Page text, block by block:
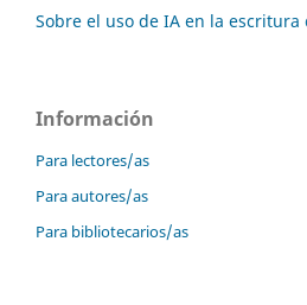
Sobre el uso de IA en la escritura
Información
Para lectores/as
Para autores/as
Para bibliotecarios/as